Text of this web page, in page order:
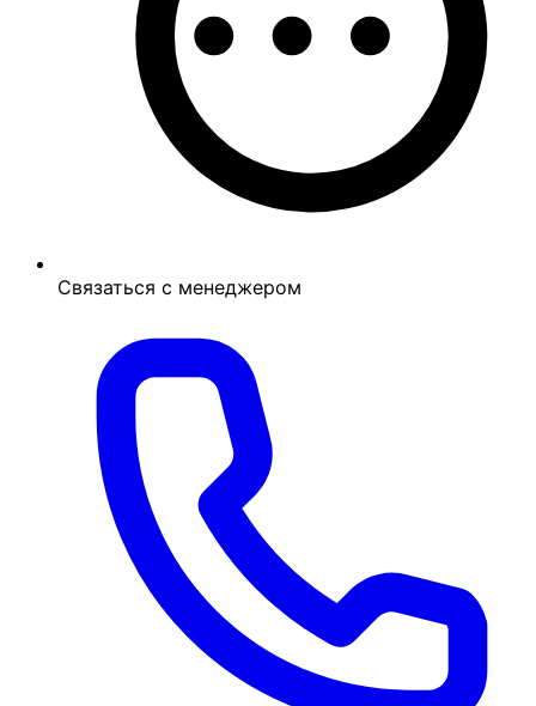
Связаться с менеджером